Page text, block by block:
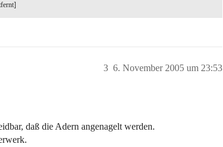
6. November 2005 um 23:53
3
daß die Adern angenagelt werden.